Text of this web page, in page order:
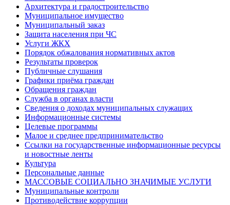
Архитектура и градостроительство
Муниципальное имущество
Муниципальный заказ
Защита населения при ЧС
Услуги ЖКХ
Порядок обжалования нормативных актов
Результаты проверок
Публичные слушания
Графики приёма граждан
Обращения граждан
Служба в органах власти
Сведения о доходах муниципальных служащих
Информационные системы
Целевые программы
Малое и среднее предпринимательство
Ссылки на государственные информационные ресурсы
и новостные ленты
Культура
Персональные данные
МАССОВЫЕ СОЦИАЛЬНО ЗНАЧИМЫЕ УСЛУГИ
Муниципальные контроли
Противодействие коррупции